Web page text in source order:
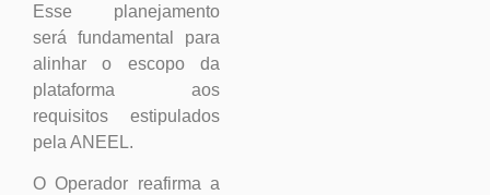
Esse planejamento
será fundamental para
alinhar o escopo da
plataforma aos
requisitos estipulados
pela ANEEL.
O Operador reafirma a